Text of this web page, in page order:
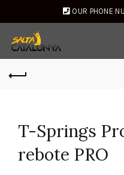
OUR PHONE
T-Springs
rebote PRO